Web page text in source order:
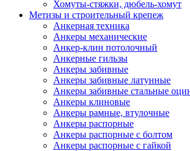
Хомуты-стяжки, дюбель-хомут
Метизы и строительный крепеж
Анкерная техника
Анкеры механические
Анкер-клин потолочный
Анкерные гильзы
Анкеры забивные
Анкеры забивные латунные
Анкеры забивные стальные
Анкеры клиновые
Анкеры рамные, втулочные
Анкеры распорные
Анкеры распорные с болтом
Анкеры распорные с гайкой